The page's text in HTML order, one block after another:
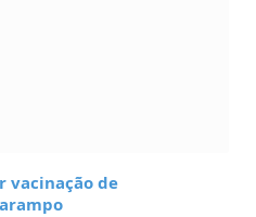
vacinação de